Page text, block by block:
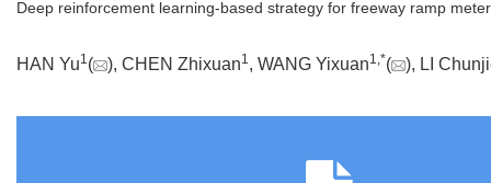
Deep reinforcement learning-based strategy for freeway ramp
HAN Yu1 ( ), CHEN Zhixuan1 , WANG Yixuan1 *( ), LI